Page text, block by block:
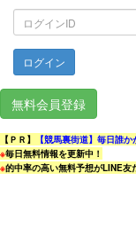
ロ
イ
ン
ID
無料会員登録
【ＰＲ】
【競馬裏街道】毎日誰
※毎日無料情報を更新中！
※的中率の高い無料予想がLINE友